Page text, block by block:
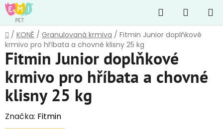
Přejít
na
obsah
Hledat
KOŠÍK
Domů
/ KONĚ / Granulovaná krmiva / Fitmin Junior doplňkové
krmivo pro hříbata a chovné klisny 25 kg
Fitmin Junior doplňkové
krmivo pro hříbata a chovné
klisny 25 kg
Značka: Fitmin